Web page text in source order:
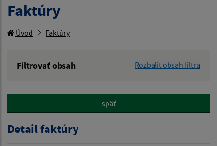
Faktúry
Úvod Faktúry
Filtrovať obsah
Rozbaliť obsah filtra
Hľadať v:
späť
Detail faktúry